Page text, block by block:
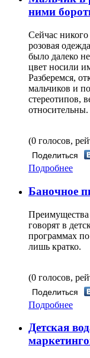
ними
Сейчас никого
розовая
было далеко
цвет носили
Разберемся,
мальчиков и
стереотипов,
относительны.
(0 голосов,
Поделиться
Подробнее
Баночное
говорят в
программах
лишь кратко.
(0 голосов,
Поделиться
Подробнее
Детская